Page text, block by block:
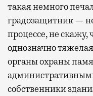
такая немного
градозащитник —
процессе, не
однозначно
органы охраны
собственники